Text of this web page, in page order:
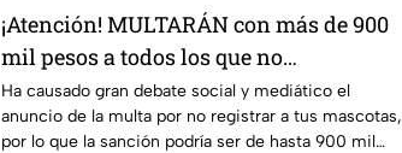
¡Atención! MULTARÁN con más de 900
mil pesos a todos los que no
REGISTREN a sus MASCOTAS
Ha causado gran debate social y mediático el
anuncio de la multa por no registrar a tus mascotas,
por lo que la sanción podría ser de hasta 900 mil